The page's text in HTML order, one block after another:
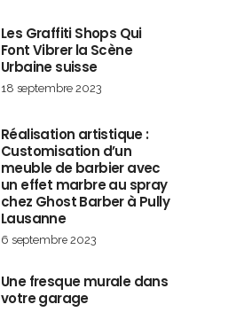
Les Graffiti Shops Qui
Font Vibrer la Scène
Urbaine suisse
18 septembre 2023
Réalisation artistique :
Customisation d’un
meuble de barbier avec
un effet marbre au spray
chez Ghost Barber à Pully
Lausanne
6 septembre 2023
Une fresque murale dans
votre garage